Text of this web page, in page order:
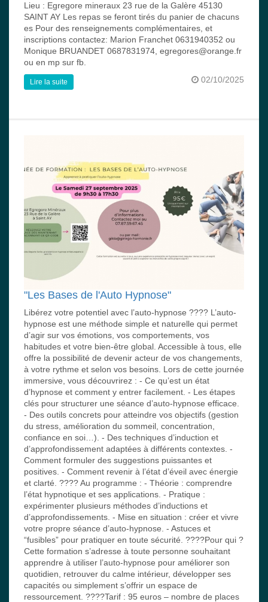
Lieu : Egregore mineraux 23 rue de la Galère 45130
SAINT AY Les repas se feront tirés du panier de chacuns
es Pour des renseignements complémentaires, et
inscriptions contactez: Marion Franchet 0631940352 ou
Monique BRUANDET 0687831974, egregores@orange.fr
ou en mp sur fb.
02/10/2025
Lire la suite
"Les Bases de l'Auto Hypnose"
Libérez votre potentiel avec l’auto-hypnose ???? L’auto-
hypnose est une méthode simple et naturelle qui permet
d’agir sur vos émotions, vos comportements, vos
habitudes et votre bien-être global. Accessible à tous, elle
offre la possibilité de devenir acteur de vos changements,
à votre rythme et selon vos besoins. Lors de cette journée
immersive, vous découvrirez : - Ce qu’est un état
d’hypnose et comment y entrer facilement. - Les étapes
clés pour structurer une séance d’auto-hypnose efficace.
- Des outils concrets pour atteindre vos objectifs (gestion
du stress, amélioration du sommeil, concentration,
confiance en soi…). - Des techniques d’induction et
d’approfondissement adaptées à différents contextes. -
Comment formuler des suggestions puissantes et
positives. - Comment revenir à l’état d’éveil avec énergie
et clarté. ???? Au programme : - Théorie : comprendre
l’état hypnotique et ses applications. - Pratique :
expérimenter plusieurs méthodes d’inductions et
d’approfondissements. - Mise en situation : créer et vivre
votre propre séance d’auto-hypnose. - Astuces et
“fusibles” pour pratiquer en toute sécurité. ????Pour qui ?
Cette formation s’adresse à toute personne souhaitant
apprendre à utiliser l’auto-hypnose pour améliorer son
quotidien, retrouver du calme intérieur, développer ses
capacités ou simplement s’offrir un espace de
ressourcement. ????Tarif : 95 euros – nombre de places